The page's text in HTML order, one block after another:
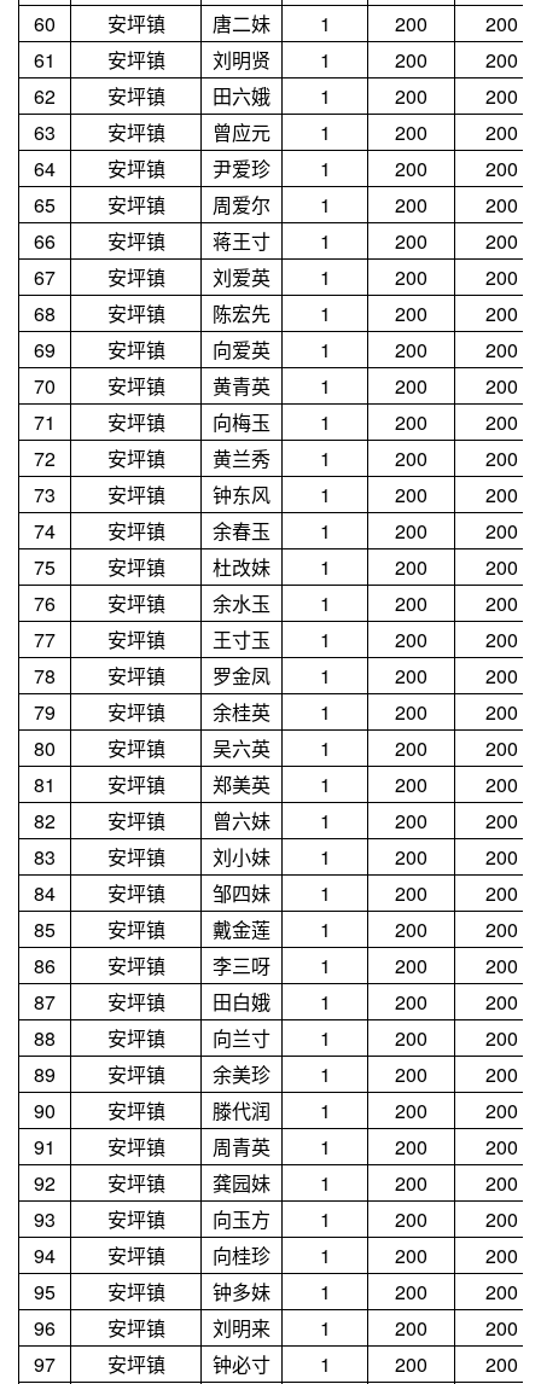
60
安坪镇 唐二妹 1 200
200
61
安坪镇 刘明贤 1 200
200
62
安坪镇 田六娥 1 200
200
63
安坪镇 曾应元 1 200
200
64
安坪镇 尹爱珍 1 200
200
65
安坪镇 周爱尔 1 200
200
66
安坪镇 蒋王寸 1 200
200
67
安坪镇 刘爱英 1 200
200
68
安坪镇 陈宏先 1 200
200
69
安坪镇 向爱英 1 200
200
70
安坪镇 黄青英 1 200
200
71
安坪镇 向梅玉 1 200
200
72
安坪镇 黄兰秀 1 200
200
73
安坪镇 钟东风 1 200
200
74
安坪镇 余春玉 1 200
200
75
安坪镇 杜改妹 1 200
200
76
安坪镇 余水玉 1 200
200
77
安坪镇 王寸玉 1 200
200
78
安坪镇 罗金凤 1 200
200
79
安坪镇 余桂英 1 200
200
80
安坪镇 吴六英 1 200
200
81
安坪镇 郑美英 1 200
200
82
安坪镇 曾六妹 1 200
200
83
安坪镇 刘小妹 1 200
200
84
安坪镇 邹四妹 1 200
200
85
安坪镇 戴金莲 1 200
200
86
安坪镇 李三呀 1 200
200
87
安坪镇 田白娥 1 200
200
88
安坪镇 向兰寸 1 200
200
89
安坪镇 余美珍 1 200
200
90
安坪镇 滕代润 1 200
200
91
安坪镇 周青英 1 200
200
92
安坪镇 龚园妹 1 200
200
93
安坪镇 向玉方 1 200
200
94
安坪镇 向桂珍 1 200
200
95
安坪镇 钟多妹 1 200
200
96
安坪镇 刘明来 1 200
200
97
安坪镇 钟必寸 1 200
200